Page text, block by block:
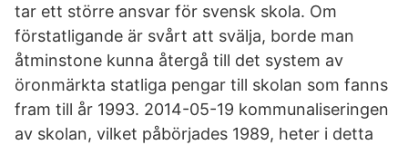
tar ett större ansvar för svensk skola. Om
förstatligande är svårt att svälja, borde man
åtminstone kunna återgå till det system av
öronmärkta statliga pengar till skolan som fanns
fram till år 1993. 2014-05-19 kommunaliseringen
av skolan, vilket påbörjades 1989, heter i detta